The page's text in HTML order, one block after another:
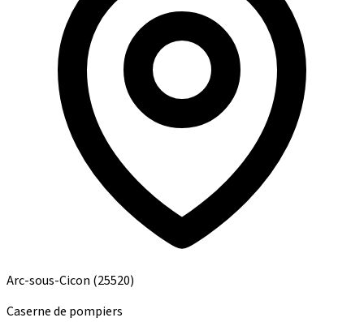
Arc-sous-Cicon (25520)
Caserne de pompiers